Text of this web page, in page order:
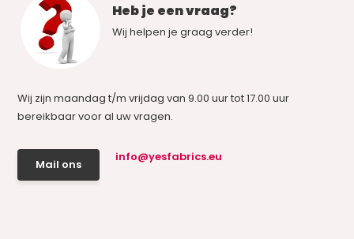
Heb je een vraag?
Wij helpen je graag verder!
Wij zijn maandag t/m vrijdag van 9.00 uur tot 17.00 uur
bereikbaar voor al uw vragen.
Mail ons
info@yesfabrics.eu